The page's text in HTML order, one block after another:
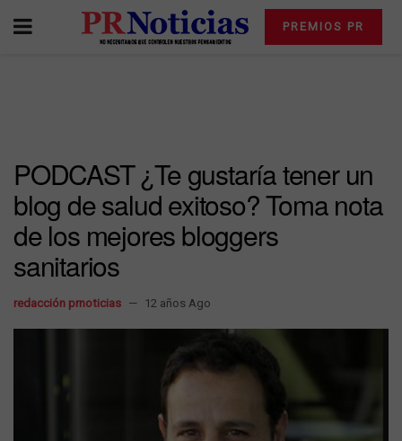
PREMIOS PR
PODCAST ¿Te gustaría tener un
blog de salud exitoso? Toma nota
de los mejores bloggers
sanitarios
redacción prnoticias 12 años Ago